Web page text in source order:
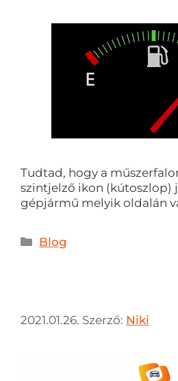
Tudtad, hogy a
szintjelző ikon (kútoszlop)
gépjármű melyik oldalán
Blog
2021.01.26. Szerző: Niki